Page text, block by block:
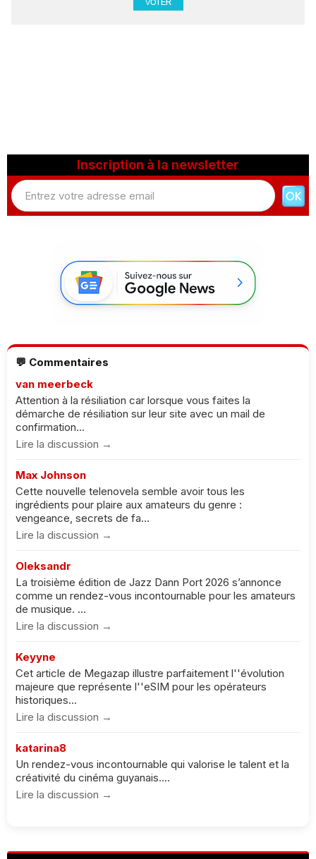
Inscription à la newsletter
💬 Commentaires
van meerbeck
Attention à la résiliation car lorsque vous faites la
démarche de résiliation sur leur site avec un mail de
confirmation...
Lire la discussion →
Max Johnson
Cette nouvelle telenovela semble avoir tous les
ingrédients pour plaire aux amateurs du genre :
vengeance, secrets de fa...
Lire la discussion →
Oleksandr
La troisième édition de Jazz Dann Port 2026 s’annonce
comme un rendez-vous incontournable pour les amateurs
de musique. ...
Lire la discussion →
Keyyne
Cet article de Megazap illustre parfaitement l''évolution
majeure que représente l''eSIM pour les opérateurs
historiques...
Lire la discussion →
katarina8
Un rendez-vous incontournable qui valorise le talent et la
créativité du cinéma guyanais....
Lire la discussion →